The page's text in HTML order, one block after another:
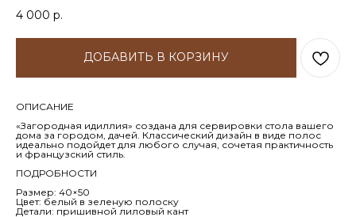
4 000 р.
ДОБАВИТЬ В КОРЗИНУ
ОПИСАНИЕ
«Загородная идиллия» создана для сервировки стола вашего
дома за городом, дачей. Классический дизайн в виде полос
идеально подойдет для любого случая, сочетая практичность
и французский стиль.
ПОДРОБНОСТИ
Размер: 40×50
Цвет: белый в зеленую полоску
Детали: пришивной лиловый кант